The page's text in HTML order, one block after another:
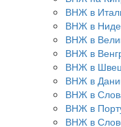
ВНЖ в
ВНЖ в
ВНЖ в
ВНЖ в
ВНЖ в
ВНЖ в
ВНЖ в
ВНЖ в
ВНЖ в